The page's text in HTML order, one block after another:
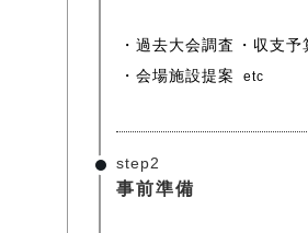
過去大会調査
収支予
会場施設提案
etc
step2
事前準備